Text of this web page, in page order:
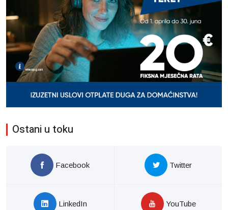
Ostani u toku
Facebook Twitter
LinkedIn YouTube